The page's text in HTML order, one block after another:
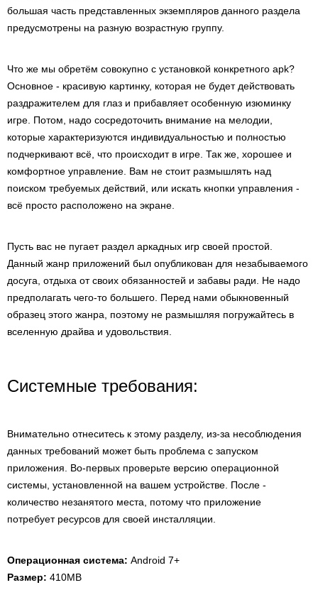
большая часть представленных экземпляров данного раздела
предусмотрены на разную возрастную группу.
Что же мы обретём совокупно с установкой конкретного apk?
Основное - красивую картинку, которая не будет действовать
раздражителем для глаз и прибавляет особенную изюминку
игре. Потом, надо сосредоточить внимание на мелодии,
которые характеризуются индивидуальностью и полностью
подчеркивают всё, что происходит в игре. Так же, хорошее и
комфортное управление. Вам не стоит размышлять над
поиском требуемых действий, или искать кнопки управления -
всё просто расположено на экране.
Пусть вас не пугает раздел аркадных игр своей простой.
Данный жанр приложений был опубликован для незабываемого
досуга, отдыха от своих обязанностей и забавы ради. Не надо
предполагать чего-то большего. Перед нами обыкновенный
образец этого жанра, поэтому не размышляя погружайтесь в
вселенную драйва и удовольствия.
Системные требования:
Внимательно отнеситесь к этому разделу, из-за несоблюдения
данных требований может быть проблема с запуском
приложения. Во-первых проверьте версию операционной
системы, установленной на вашем устройстве. После -
количество незанятого места, потому что приложение
потребует ресурсов для своей инсталляции.
Операционная система: Android 7+
Размер: 410MB